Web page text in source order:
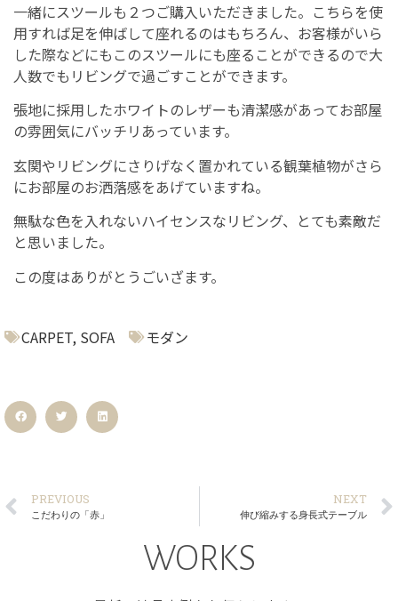
一緒にスツールも２つご購入いただきました。こちらを使
用すれば足を伸ばして座れるのはもちろん、お客様がいら
した際などにもこのスツールにも座ることができるので大
人数でもリビングで過ごすことができます。
張地に採用したホワイトのレザーも清潔感があってお部屋
の雰囲気にバッチリあっています。
玄関やリビングにさりげなく置かれている観葉植物がさら
にお部屋のお洒落感をあげていますね。
無駄な色を入れないハイセンスなリビング、とても素敵だ
と思いました。
この度はありがとうごいざます。
CARPET, SOFA モダン
PREVIOUS
こだわりの「赤」
NEXT
伸び縮みする身長式テーブル
WORKS